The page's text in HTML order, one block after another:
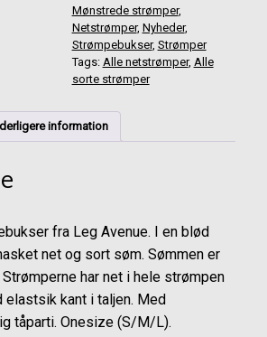
Mønstrede strømper,
Netstrømper, Nyheder,
Strømpebukser, Strømper
Tags: Alle netstrømper, Alle
sorte strømper
information
fra Leg Avenue. I en blød
net og sort søm. Sømmen er
har net i hele strømpen
kant i taljen. Med
tåparti. Onesize (S/M/L).